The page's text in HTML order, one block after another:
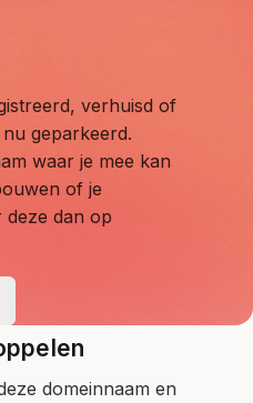
verhuisd of
geparkeerd.
waar je mee kan
of je
deze dan op
domeinnaam en